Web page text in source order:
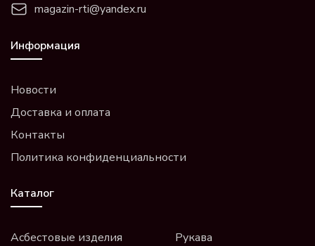
magazin-rti@yandex.ru
Информация
Новости
Доставка и оплата
Контакты
Политика конфиденциальности
Каталог
Асбестовые изделия
Рукава